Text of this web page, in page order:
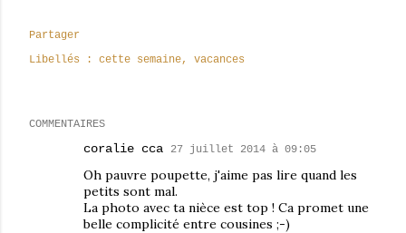
Partager
Libellés :
cette semaine vacances
COMMENTAIRES
coralie cca 27 juillet 2014 à 09:05
Oh pauvre poupette, j'aime pas lire quand les
petits sont mal.
La photo avec ta nièce est top ! Ca promet une
belle complicité entre cousines ;-)